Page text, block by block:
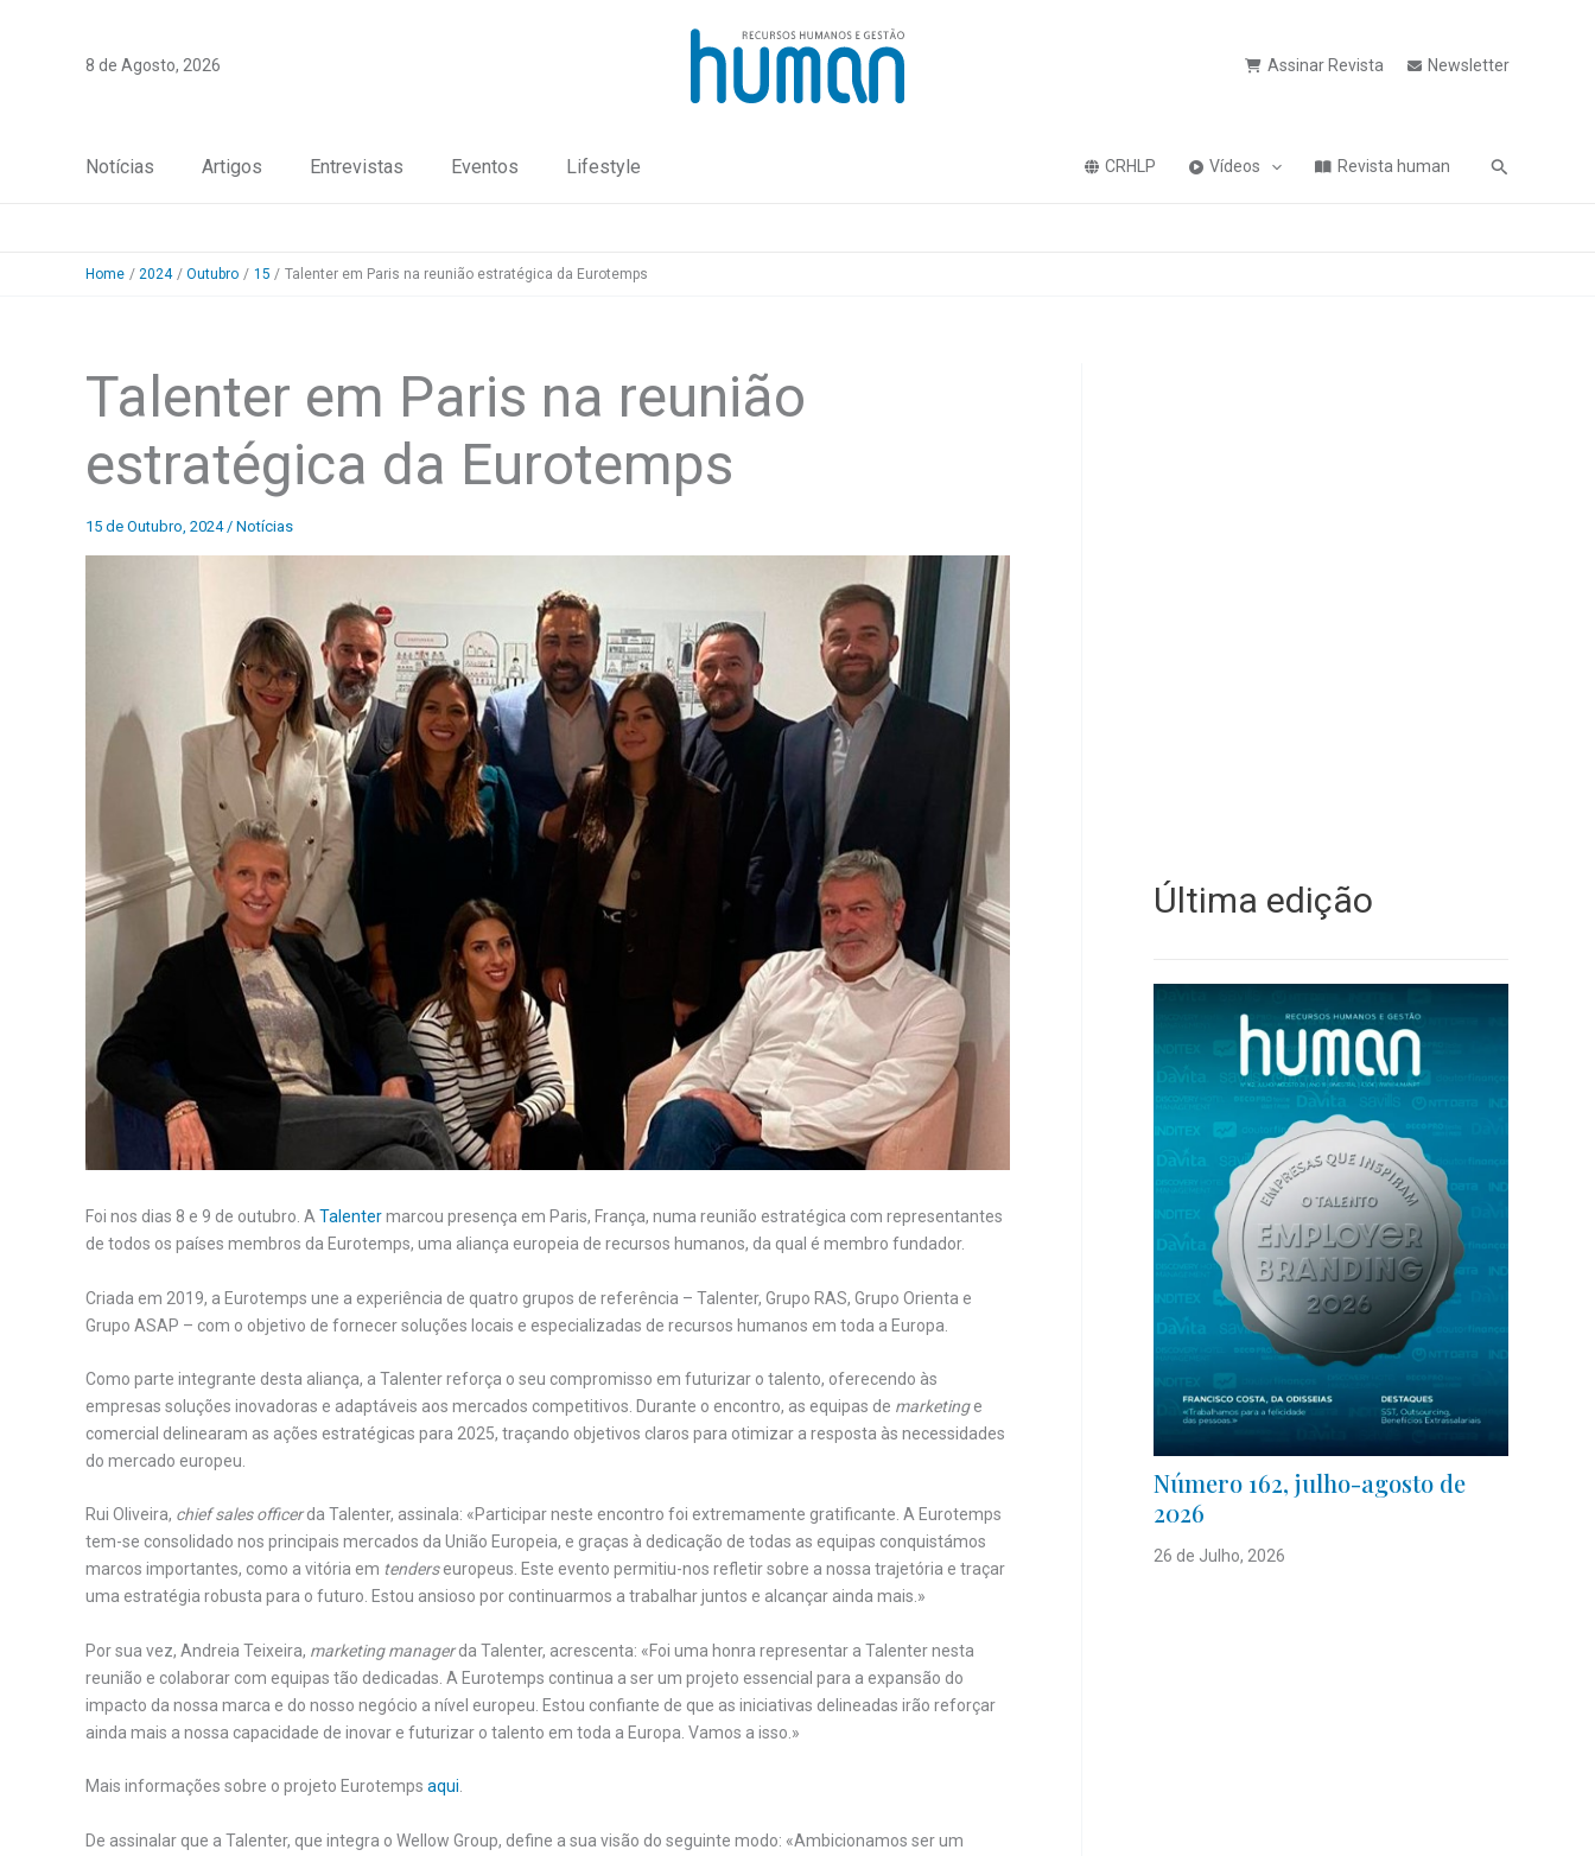
8 de Agosto, 2026 Assinar Revista Newsletter
Notícias Artigos Entrevistas Eventos Lifestyle CRHLP Vídeos Revista human Pesquisa
Home 2024 Outubro 15 Talenter em Paris na reunião estratégica da Eurotemps
Talenter em Paris na reunião
estratégica da Eurotemps
15 de Outubro, 2024 / Notícias
Foi nos dias 8 e 9 de outubro. ATalentermarcou presença em Paris, França, numa reunião estratégica com representantes
de todos os países membros da Eurotemps, uma aliança europeia de recursos humanos, da qual é membro fundador.
Criada em 2019, a Eurotemps une a experiência de quatro grupos de referência – Talenter, Grupo RAS, Grupo Orienta e
Grupo ASAP – com o objetivo de fornecer soluções locais e especializadas de recursos humanos em toda a Europa.
Como parte integrante desta aliança, a Talenter reforça o seu compromisso em futurizar o talento, oferecendo às
empresas soluções inovadoras e adaptáveis aos mercados competitivos. Durante o encontro, as equipas de marketinge
comercial delinearam as ações estratégicas para 2025, traçando objetivos claros para otimizar a resposta às necessidades
do mercado europeu.
Rui Oliveira, chief sales officerda Talenter, assinala: «Participar neste encontro foi extremamente gratificante. A Eurotemps
tem-se consolidado nos principais mercados da União Europeia, e graças à dedicação de todas as equipas conquistámos
marcos importantes, como a vitória em tenderseuropeus. Este evento permitiu-nos refletir sobre a nossa trajetória e traçar
uma estratégia robusta para o futuro. Estou ansioso por continuarmos a trabalhar juntos e alcançar ainda mais.»
Por sua vez, Andreia Teixeira, marketing managerda Talenter, acrescenta: «Foi uma honra representar a Talenter nesta
reunião e colaborar com equipas tão dedicadas. A Eurotemps continua a ser um projeto essencial para a expansão do
impacto da nossa marca e do nosso negócio a nível europeu. Estou confiante de que as iniciativas delineadas irão reforçar
ainda mais a nossa capacidade de inovar e futurizar o talento em toda a Europa. Vamos a isso.»
Mais informações sobre o projeto Eurotemps aqui.
De assinalar que a Talenter, que integra o Wellow Group, define a sua visão do seguinte modo: «Ambicionamos ser um
Última edição
Número 162, julho-agosto de
2026
26 de Julho, 2026